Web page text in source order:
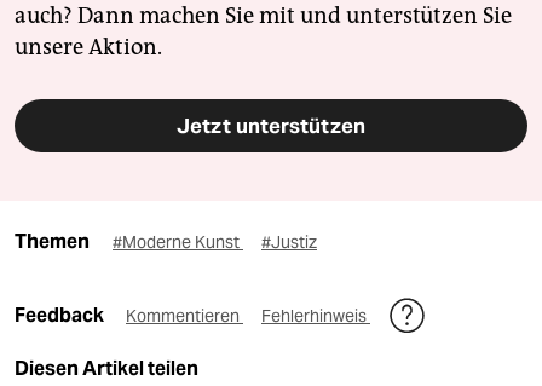
auch? Dann machen Sie mit und unterstützen Sie
unsere Aktion.
Jetzt unterstützen
Themen #Moderne Kunst #Justiz
Feedback Kommentieren Fehlerhinweis
Diesen Artikel teilen